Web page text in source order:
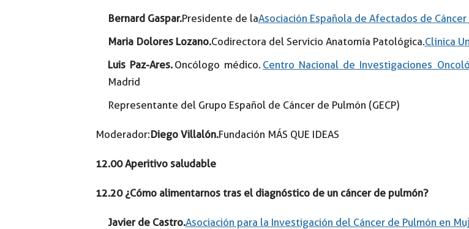
Bernard Gaspar.Presidente de laAsociación Española de Afectados de Cáncer
Maria Dolores Lozano.Codirectora del Servicio Anatomía Patológica.Clínica
Luis Paz-Ares.Oncólogo médico. Centro Nacional de Investigaciones
Madrid
Representante del Grupo Español de Cáncer de Pulmón (GECP)
Moderador:Diego Villalón.Fundación MÁS QUE IDEAS
12.00 Aperitivo saludable
12.20 ¿Cómo alimentarnos tras el diagnóstico de un cáncer de pulmón?
Javier de Castro.Asociación para la Investigación del Cáncer de Pulmón en